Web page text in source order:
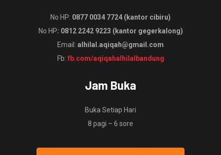
No HP: 0877 0034 7724 (kantor cibiru)
No HP: 0812 2242 9223 (kantor gegerkalong)
Email: alhilal.aqiqah@gmail.com
Fb: fb.com/aqiqahalhilalbandung
Jam Buka
Buka Setiap Hari
8 pagi – 6 sore